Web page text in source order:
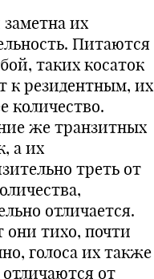
их
Питаются
таких косаток
к резидентным, их
количество.
же транзитных
а их
треть от
отличается.
они тихо, почти
голоса их также
от